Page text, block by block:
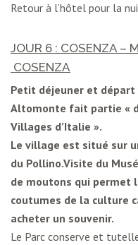
Retour à l’hôtel pour la
JOUR 6 : COSENZA –
COSENZA
Petit déjeuner et départ
Altomonte fait partie «
Villages d’Italie ».
Le village est situé sur
du Pollino.Visite du
de moutons qui permet
coutumes de la culture
acheter un souvenir.
Le Parc conserve et